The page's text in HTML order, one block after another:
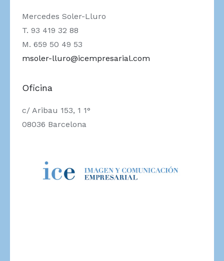
Mercedes Soler-Lluro
T. 93 419 32 88
M. 659 50 49 53
msoler-lluro@icempresarial.com
Oficina
c/ Aribau 153, 1 1°
08036 Barcelona